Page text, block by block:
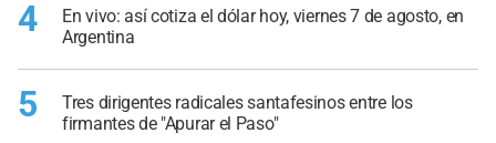
4
En vivo: así cotiza el dólar hoy, viernes 7 de agosto, en
Argentina
5
Tres dirigentes radicales santafesinos entre los
firmantes de "Apurar el Paso"